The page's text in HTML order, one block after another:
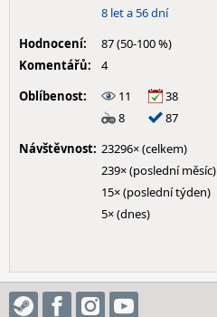
8 let a 56 dní
Hodnocení:
87 (50-100 %)
Komentářů:
4
Oblíbenost:
11
38
8
87
Návštěvnost: 23296× (celkem)
239× (poslední měsíc)
15× (poslední týden)
5× (dnes)